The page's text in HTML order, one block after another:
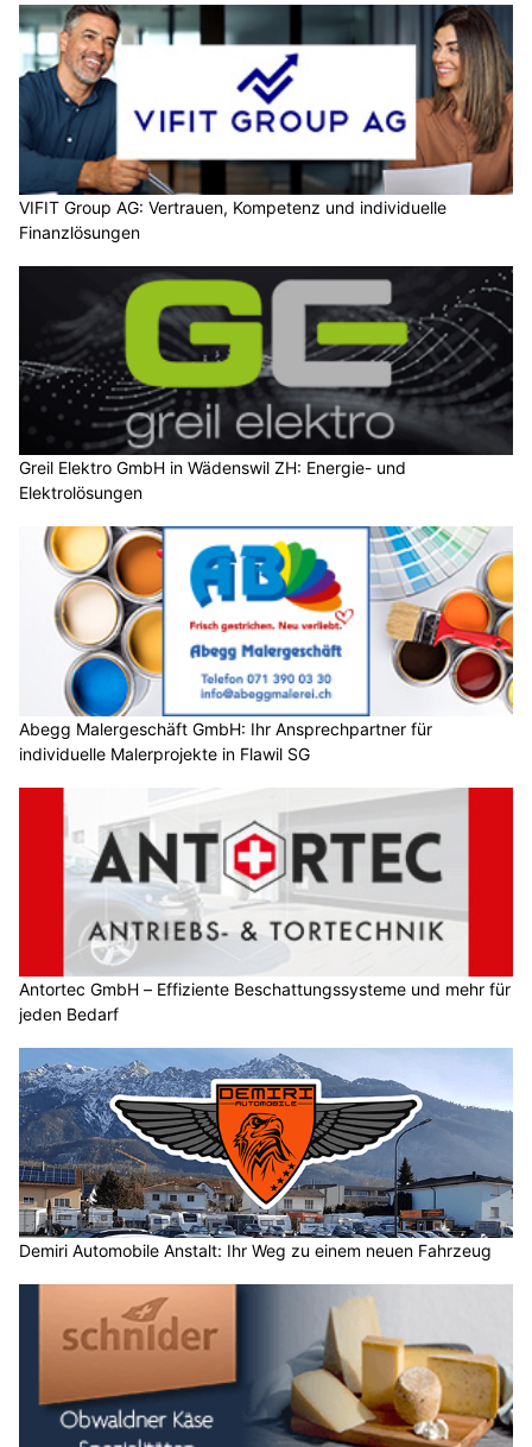
VIFIT Group AG: Vertrauen, Kompetenz und individuelle
Finanzlösungen
Greil Elektro GmbH in Wädenswil ZH: Energie- und
Elektrolösungen
Abegg Malergeschäft GmbH: Ihr Ansprechpartner für
individuelle Malerprojekte in Flawil SG
Antortec GmbH – Effiziente Beschattungssysteme und mehr für
jeden Bedarf
Demiri Automobile Anstalt: Ihr Weg zu einem neuen Fahrzeug